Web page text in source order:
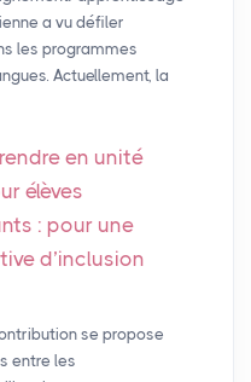
a vu défiler
les programmes
Actuellement, la
en unité
élèves
: pour une
d’inclusion
se propose
entre les